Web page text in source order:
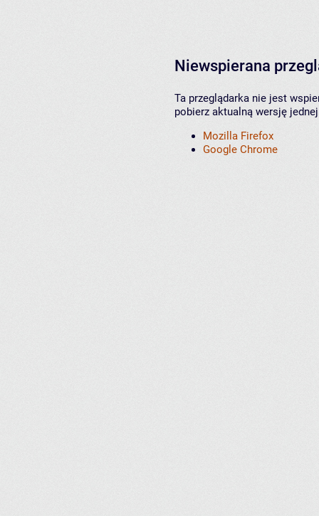
Niewspierana
Ta przeglądarka nie jest
pobierz aktualną wersję
Mozilla Firefox
Google Chrome